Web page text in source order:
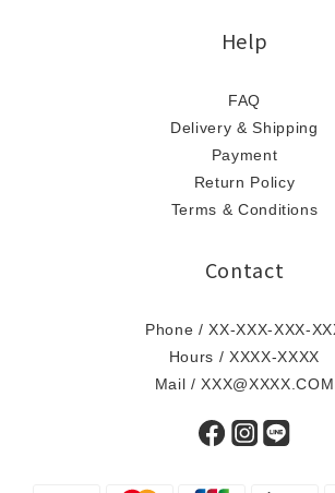
Help
FAQ
Delivery & Shipping
Payment
Return Policy
Terms & Conditions
Contact
Phone / XX-XXX-XXX-
Hours / XXXX-XXXX
Mail / XXX@XXXX.COM